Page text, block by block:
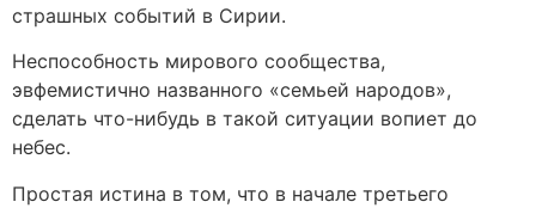
страшных событий в Сирии.
Неспособность мирового сообщества,
эвфемистично названного «семьей народов»,
сделать что-нибудь в такой ситуации вопиет до
небес.
Простая истина в том, что в начале третьего